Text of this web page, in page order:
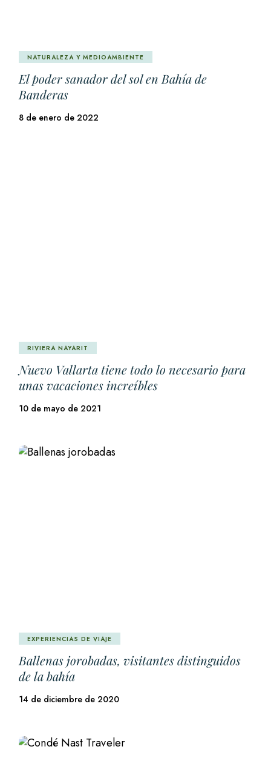
NATURALEZA Y MEDIOAMBIENTE
El poder sanador del sol en Bahía de
Banderas
8 de enero de 2022
RIVIERA NAYARIT
Nuevo Vallarta tiene todo lo necesario para
unas vacaciones increíbles
10 de mayo de 2021
EXPERIENCIAS DE VIAJE
Ballenas jorobadas, visitantes distinguidos
de la bahía
14 de diciembre de 2020